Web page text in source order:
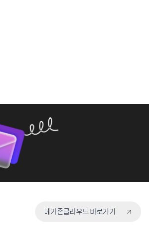
메가존클라우드 바로가기